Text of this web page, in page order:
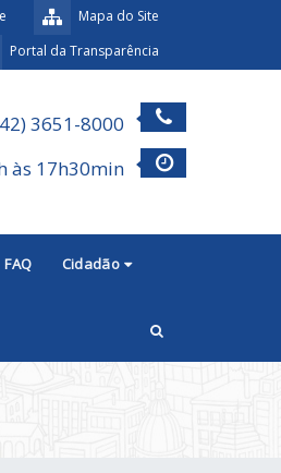
Mapa do Site
Portal da Transparência
3651-8000
às 17h30min
FAQ Cidadão